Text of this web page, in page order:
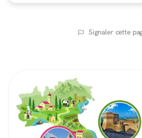
Signaler cette